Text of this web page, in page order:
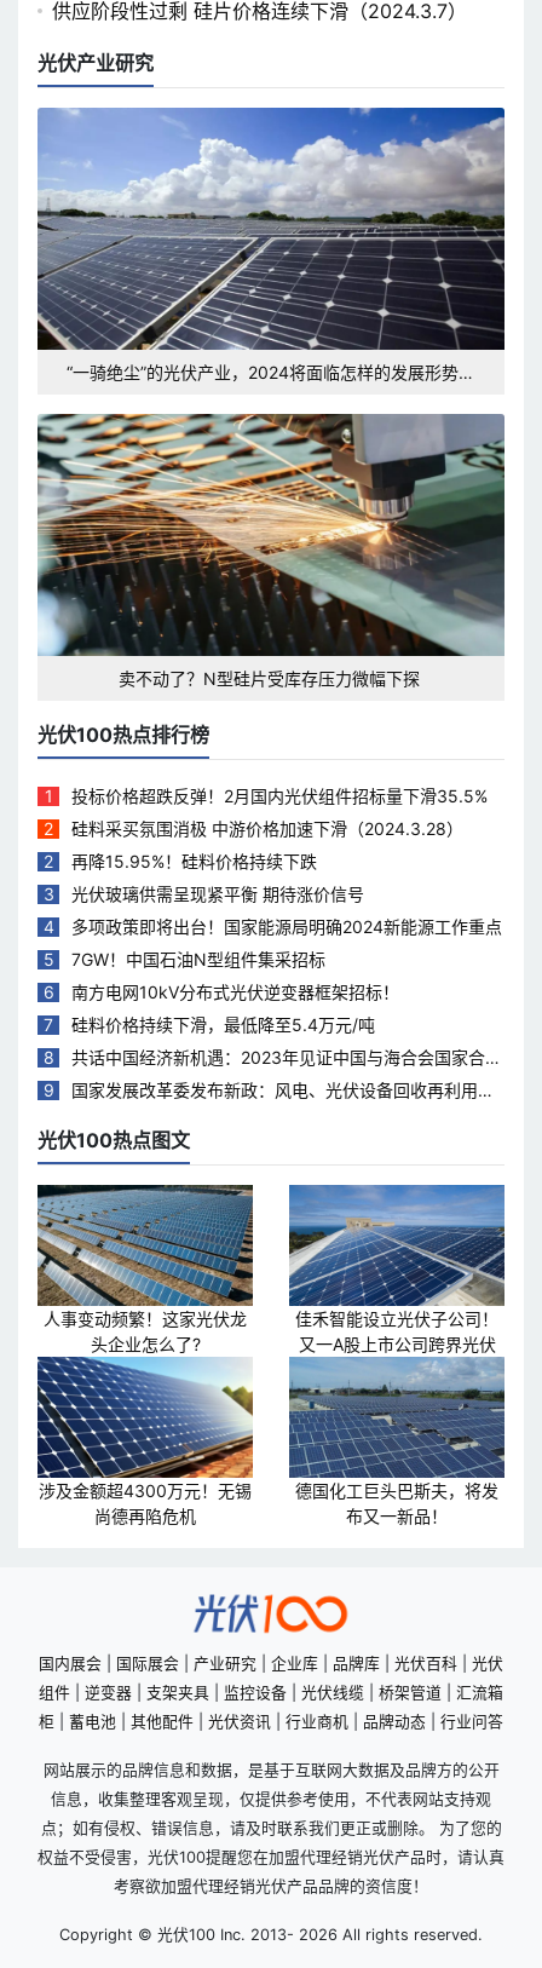
供应阶段性过剩 硅片价格连续下滑（2024.3.7）
光伏产业研究
“一骑绝尘”的光伏产业，2024将面临怎样的发展形势和
卖不动了？N型硅片受库存压力微幅下探
光伏100热点排行榜
1
投标价格超跌反弹！2月国内光伏组件招标量下滑35.5%
2
硅料采买氛围消极 中游价格加速下滑（2024.3.28）
2
再降15.95%！硅料价格持续下跌
3
光伏玻璃供需呈现紧平衡 期待涨价信号
4
多项政策即将出台！国家能源局明确2024新能源工作重点
5
7GW！中国石油N型组件集采招标
6
南方电网10kV分布式光伏逆变器框架招标！
7
硅料价格持续下滑，最低降至5.4万元/吨
8
共话中国经济新机遇：2023年见证中国与海合会国家合作
热度持续升温
9
国家发展改革委发布新政：风电、光伏设备回收再利用，
光伏100热点图文
人事变动频繁！这家光伏龙
头企业怎么了?
佳禾智能设立光伏子公司！
又一A股上市公司跨界光伏
涉及金额超4300万元！无锡
尚德再陷危机
德国化工巨头巴斯夫，将发
布又一新品！
国内展会 国际展会 产业研究 企业库 品牌库 光伏百科
光伏
组件
逆变器 支架夹具 监控设备 光伏线缆 桥架管道
汇流箱
柜
蓄电池 其他配件 光伏资讯 行业商机 品牌动态 行业问答
网站展示的品牌信息和数据，是基于互联网大数据及品牌方的公开
信息，收集整理客观呈现，仅提供参考使用，不代表网站支持观
点；如有侵权、错误信息，请及时联系我们更正或删除。 为了您的
权益不受侵害，光伏100提醒您在加盟代理经销光伏产品时，请认真
考察欲加盟代理经销光伏产品品牌的资信度！
Copyright © 光伏100 Inc. 2013- 2026 All rights reserved.